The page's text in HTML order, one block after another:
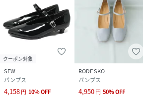
クーポン対象
SFW
パンプス
4,158円 10%OFF
RODE SKO
パンプス
4,950円 50%OFF